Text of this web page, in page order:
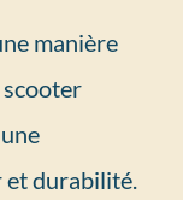
manière
scooter
durabilité.